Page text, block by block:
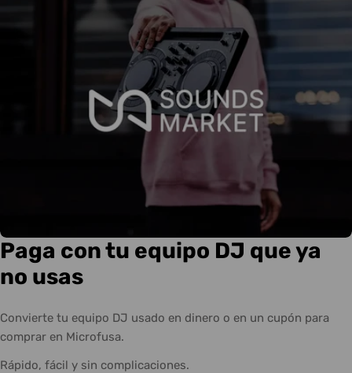
Paga con tu equipo DJ que ya
no usas
Convierte tu equipo DJ usado en dinero o en un cupón para
comprar en Microfusa.
Rápido, fácil y sin complicaciones.